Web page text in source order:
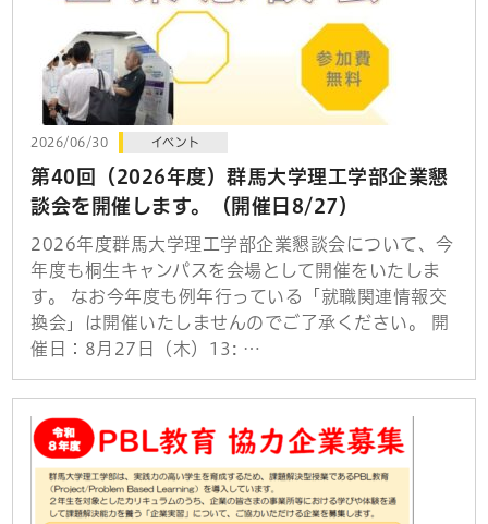
2026/06/30 イベント
第40回（2026年度）群馬大学理工学部企業懇
談会を開催します。（開催日8/27）
2026年度群馬大学理工学部企業懇談会について、今
年度も桐生キャンパスを会場として開催をいたしま
す。 なお今年度も例年行っている「就職関連情報交
換会」は開催いたしませんのでご了承ください。 開
催日：8月27日（木）13: …